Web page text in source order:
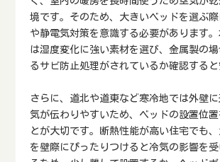
境です。そのため、大きいベッドを選ぶ
や静電気対策を意識する必要があります
は湿度変化に強い素材を選び、金属製の
るサビ防止処理がされているか確認すると
さらに、道北や道東など寒冷地では外壁
気が伝わりやすいため、ベッドの設置位
とが大切です。断熱性能が高い住宅でも
を壁際にぴったりつけると冷気の影響を